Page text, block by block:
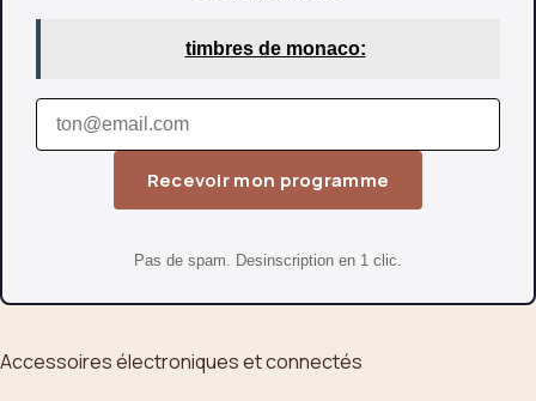
timbres de monaco:
Recevoir mon programme
Pas de spam. Desinscription en 1 clic.
Accessoires électroniques et connectés